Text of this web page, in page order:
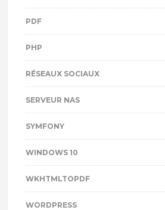
PDF
PHP
RÉSEAUX SOCIAUX
SERVEUR NAS
SYMFONY
WINDOWS 10
WKHTMLTOPDF
WORDPRESS